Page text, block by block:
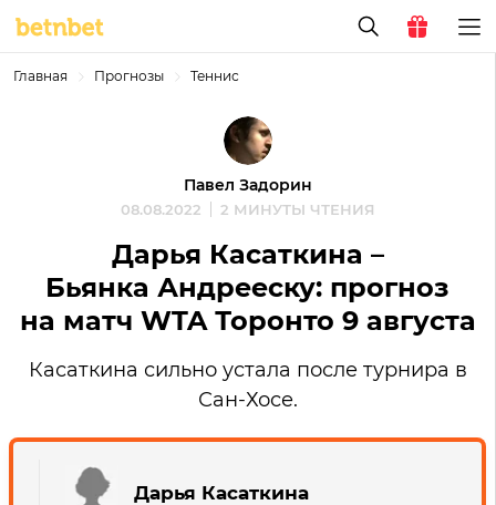
Главная Прогнозы Теннис
Павел Задорин
08.08.2022 2 МИНУТЫ ЧТЕНИЯ
Дарья Касаткина –
Бьянка Андрееску: прогноз
на матч WTA Торонто 9 августа
Касаткина сильно устала после турнира в
Сан-Хосе.
Дарья Касаткина